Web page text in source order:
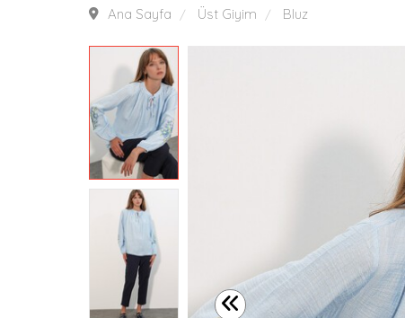
Ana Sayfa Üst Giyim Bluz